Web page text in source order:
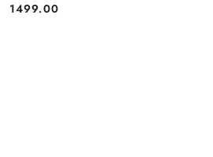
Cena:
1499.00